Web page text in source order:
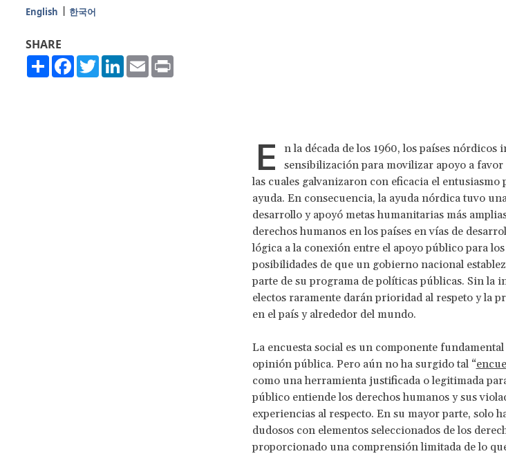
English 한국어
SHARE
ShareFacebook
TwitterLinkedIn
Email
E
n la década de los 1960, los países nórdicos
sensibilización para movilizar apoyo a favor
las cuales galvanizaron con eficacia el
ayuda. En consecuencia, la ayuda nórdica tuvo
desarrollo y apoyó metas humanitarias más
derechos humanos en los países en vías de
lógica a la conexión entre el apoyo público para
posibilidades de que un gobierno nacional
parte de su programa de políticas públicas. Sin la
electos raramente darán prioridad al respeto y la
en el país y alrededor del mundo.
La encuesta social es un componente
opinión pública. Pero aún no ha surgido tal “
como una herramienta justificada o legitimada
público entiende los derechos humanos y sus
experiencias al respecto. En su mayor parte, solo
dudosos con elementos seleccionados de los
proporcionado una comprensión limitada de lo